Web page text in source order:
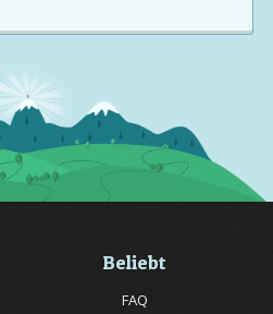
Beliebt
FAQ